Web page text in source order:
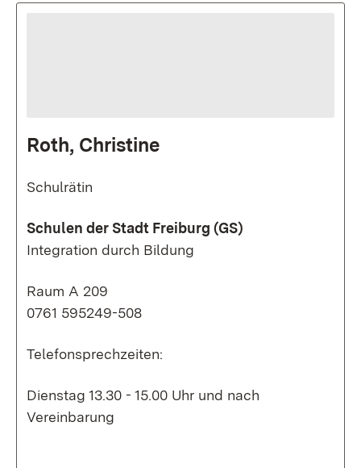
Roth, Christine
Schulrätin
Schulen der Stadt Freiburg (GS)
Integration durch Bildung
Raum A 209
0761 595249-508
Telefonsprechzeiten:
Dienstag 13.30 - 15.00 Uhr und nach
Vereinbarung